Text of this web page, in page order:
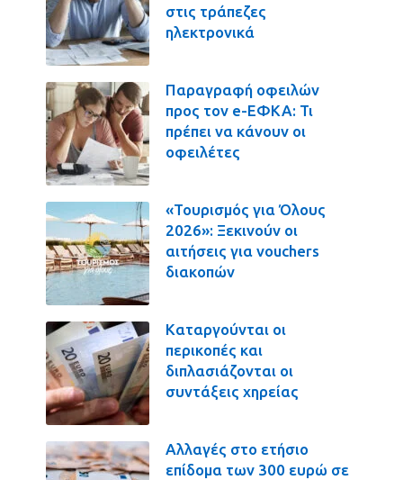
στις τράπεζες
ηλεκτρονικά
Παραγραφή οφειλών
προς τον e-ΕΦΚΑ: Τι
πρέπει να κάνουν οι
οφειλέτες
«Τουρισμός για Όλους
2026»: Ξεκινούν οι
αιτήσεις για vouchers
διακοπών
Καταργούνται οι
περικοπές και
διπλασιάζονται οι
συντάξεις χηρείας
Αλλαγές στο ετήσιο
επίδομα των 300 ευρώ σε